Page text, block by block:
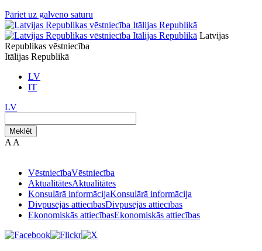
Pāriet uz galveno saturu
Latvijas
Republikas vēstniecība
Itālijas Republikā
LV
IT
LV
Meklēt
A A
VēstniecībaVēstniecība
AktualitātesAktualitātes
Konsulārā informācijaKonsulārā informācija
Divpusējās attiecībasDivpusējās attiecības
Ekonomiskās attiecībasEkonomiskās attiecības